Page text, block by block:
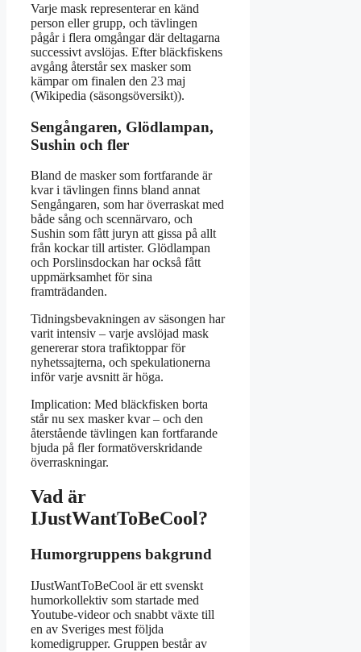
Varje mask representerar en känd
person eller grupp, och tävlingen
pågår i flera omgångar där deltagarna
successivt avslöjas. Efter bläckfiskens
avgång återstår sex masker som
kämpar om finalen den 23 maj
(Wikipedia (säsongsöversikt)).
Sengångaren, Glödlampan,
Sushin och fler
Bland de masker som fortfarande är
kvar i tävlingen finns bland annat
Sengångaren, som har överraskat med
både sång och scennärvaro, och
Sushin som fått juryn att gissa på allt
från kockar till artister. Glödlampan
och Porslinsdockan har också fått
uppmärksamhet för sina
framträdanden.
Tidningsbevakningen av säsongen har
varit intensiv – varje avslöjad mask
genererar stora trafiktoppar för
nyhetssajterna, och spekulationerna
inför varje avsnitt är höga.
Implication: Med bläckfisken borta
står nu sex masker kvar – och den
återstående tävlingen kan fortfarande
bjuda på fler formatöverskridande
överraskningar.
Vad är
IJustWantToBeCool?
Humorgruppens bakgrund
IJustWantToBeCool är ett svenskt
humorkollektiv som startade med
Youtube-videor och snabbt växte till
en av Sveriges mest följda
komedigrupper. Gruppen består av